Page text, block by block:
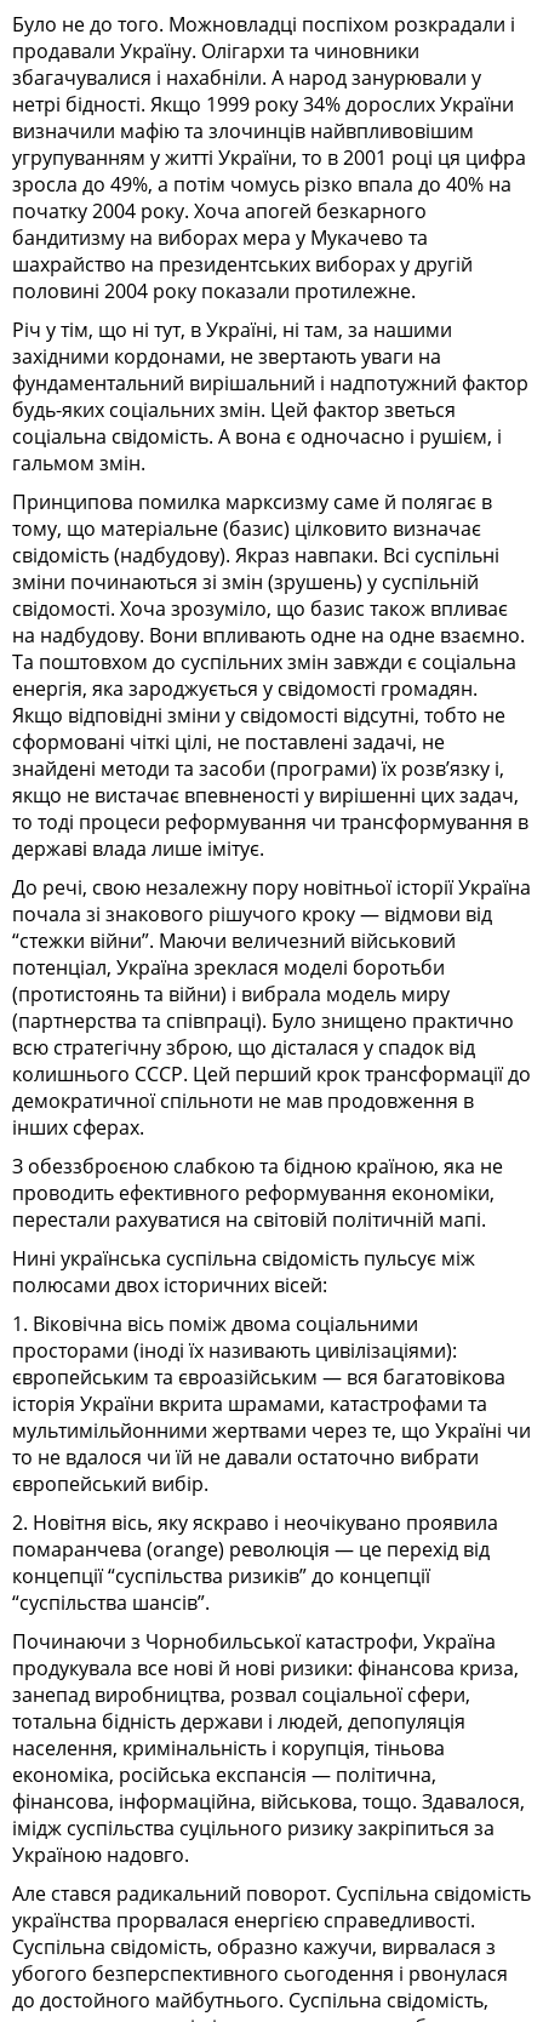
Було не до того. Можновладці поспіхом розкрадали і
продавали Україну. Олігархи та чиновники
збагачувалися і нахабніли. А народ занурювали у
нетрі бідності. Якщо 1999 року 34% дорослих України
визначили мафію та злочинців найвпливовішим
угрупуванням у житті України, то в 2001 році ця цифра
зросла до 49%, а потім чомусь різко впала до 40% на
початку 2004 року. Хоча апогей безкарного
бандитизму на виборах мера у Мукачево та
шахрайство на президентських виборах у другій
половині 2004 року показали протилежне.
Річ у тім, що ні тут, в Україні, ні там, за нашими
західними кордонами, не звертають уваги на
фундаментальний вирішальний і надпотужний фактор
будь-яких соціальних змін. Цей фактор зветься
соціальна свідомість. А вона є одночасно і рушієм, і
гальмом змін.
Принципова помилка марксизму саме й полягає в
тому, що матеріальне (базис) цілковито визначає
свідомість (надбудову). Якраз навпаки. Всі суспільні
зміни починаються зі змін (зрушень) у суспільній
свідомості. Хоча зрозуміло, що базис також впливає
на надбудову. Вони впливають одне на одне взаємно.
Та поштовхом до суспільних змін завжди є соціальна
енергія, яка зароджується у свідомості громадян.
Якщо відповідні зміни у свідомості відсутні, тобто не
сформовані чіткі цілі, не поставлені задачі, не
знайдені методи та засоби (програми) їх розв’язку і,
якщо не вистачає впевненості у вирішенні цих задач,
то тоді процеси реформування чи трансформування в
державі влада лише імітує.
До речі, свою незалежну пору новітньої історії Україна
почала зі знакового рішучого кроку — відмови від
“стежки війни”. Маючи величезний військовий
потенціал, Україна зреклася моделі боротьби
(протистоянь та війни) і вибрала модель миру
(партнерства та співпраці). Було знищено практично
всю стратегічну зброю, що дісталася у спадок від
колишнього СССР. Цей перший крок трансформації до
демократичної спільноти не мав продовження в
інших сферах.
З обеззброєною слабкою та бідною країною, яка не
проводить ефективного реформування економіки,
перестали рахуватися на світовій політичній мапі.
Нині українська суспільна свідомість пульсує між
полюсами двох історичних вісей:
1. Віковічна вісь поміж двома соціальними
просторами (іноді їх називають цивілізаціями):
європейським та євроазійським — вся багатовікова
історія України вкрита шрамами, катастрофами та
мультимільйонними жертвами через те, що Україні чи
то не вдалося чи їй не давали остаточно вибрати
європейський вибір.
2. Новітня вісь, яку яскраво і неочікувано проявила
помаранчева (orange) революція — це перехід від
концепції “суспільства ризиків” до концепції
“суспільства шансів”.
Починаючи з Чорнобильської катастрофи, Україна
продукувала все нові й нові ризики: фінансова криза,
занепад виробництва, розвал соціальної сфери,
тотальна бідність держави і людей, депопуляція
населення, кримінальність і корупція, тіньова
економіка, російська експансія — політична,
фінансова, інформаційна, військова, тощо. Здавалося,
імідж суспільства суцільного ризику закріпиться за
Україною надовго.
Але стався радикальний поворот. Суспільна свідомість
українства прорвалася енергією справедливості.
Суспільна свідомість, образно кажучи, вирвалася з
убогого безперспективного сьогодення і рвонулася
до достойного майбутнього. Суспільна свідомість,